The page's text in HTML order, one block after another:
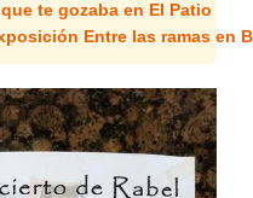
te gozaba en El Patio
Entre las ramas en